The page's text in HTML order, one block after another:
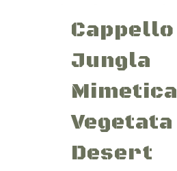
Cappello
Jungla
Mimetica
Vegetata
Desert